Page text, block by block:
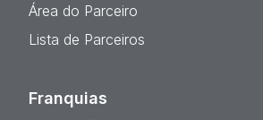
Área do Parceiro
Lista de Parceiros
Franquias